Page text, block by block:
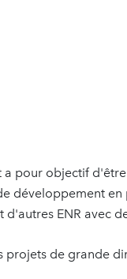
pour objectif
développement
ENR avec
projets de grande